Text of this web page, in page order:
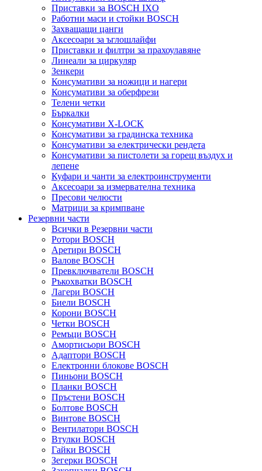
Приставки за BOSCH IXO
Работни маси и стойки BOSCH
Захващащи цанги
Аксесоари за ъглошлайфи
Приставки и филтри за прахоулавяне
Линеали за циркуляр
Зенкери
Консумативи за ножици и нагери
Консумативи за оберфрези
Телени четки
Бъркалки
Консумативи X-LOCK
Консумативи за градинска техника
Консумативи за електрически рендета
Консумативи за пистолети за горещ въздух и
лепене
Куфари и чанти за електроинструменти
Аксесоари за измервателна техника
Пресови челюсти
Матрици за кримпване
Резервни части
Всички в Резервни части
Ротори BOSCH
Аретири BOSCH
Валове BOSCH
Превключватели BOSCH
Ръкохватки BOSCH
Лагери BOSCH
Биели BOSCH
Корони BOSCH
Четки BOSCH
Ремъци BOSCH
Амортисьори BOSCH
Адаптори BOSCH
Електронни блокове BOSCH
Пиньони BOSCH
Планки BOSCH
Пръстени BOSCH
Болтове BOSCH
Винтове BOSCH
Вентилатори BOSCH
Втулки BOSCH
Гайки BOSCH
Зегерки BOSCH